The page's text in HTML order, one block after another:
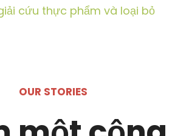
cứu thực phẩm và loại bỏ
OUR STORIES